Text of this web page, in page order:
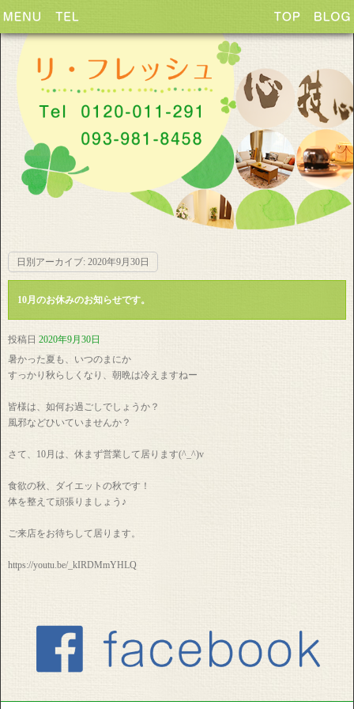
日別アーカイブ: 2020年9月30日
10月のお休みのお知らせです。
投稿日 2020年9月30日
暑かった夏も、いつのまにか
すっかり秋らしくなり、朝晩は冷えますねー
皆様は、如何お過ごしでしょうか？
風邪などひいていませんか？
さて、10月は、休まず営業して居ります(^_^)v
食欲の秋、ダイエットの秋です！
体を整えて頑張りましょう♪
ご来店をお待ちして居ります。
https://youtu.be/_kIRDMmYHLQ